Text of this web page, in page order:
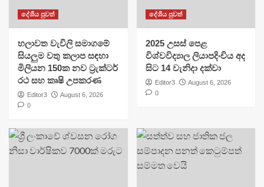
දේශීය පුවත්
හලාවත වැවිලි සමාගමේ
සියලුම වතු කලාප සඳහා
මිලියන 150ක නව ට්‍රැක්ටර්
රථ සහ කෘෂි උපකරණ
Editor3
August 6, 2026
0
දේශීය පුවත්
​2025 උසස් පෙළ
විශ්වවිද්‍යාල ලියාපදිංචිය අද
සිට 14 වැනිදා දක්වා
Editor3
August 6, 2026
0